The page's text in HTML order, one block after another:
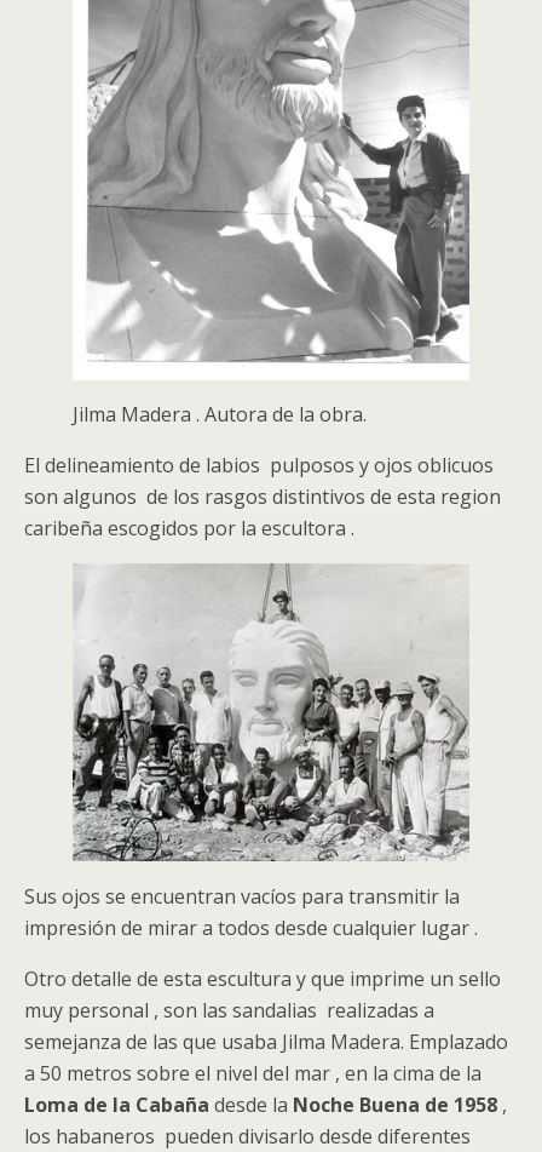
Jilma Madera . Autora de la obra.
El delineamiento de labios pulposos y ojos oblicuos
son algunos de los rasgos distintivos de esta region
caribeña escogidos por la escultora .
Sus ojos se encuentran vacíos para transmitir la
impresión de mirar a todos desde cualquier lugar .
Otro detalle de esta escultura y que imprime un sello
muy personal , son las sandalias realizadas a
semejanza de las que usaba Jilma Madera. Emplazado
a 50 metros sobre el nivel del mar , en la cima de la
Loma de la Cabaña desde la Noche Buena de 1958 ,
los habaneros pueden divisarlo desde diferentes